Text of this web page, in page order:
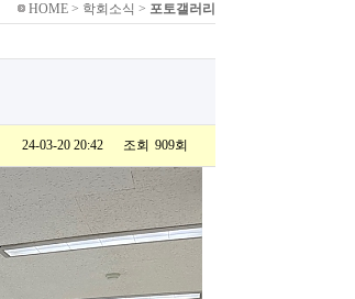
HOME > 학회소식 > 포토갤러리
페이지 정보
24-03-20 20:42 조회 909회